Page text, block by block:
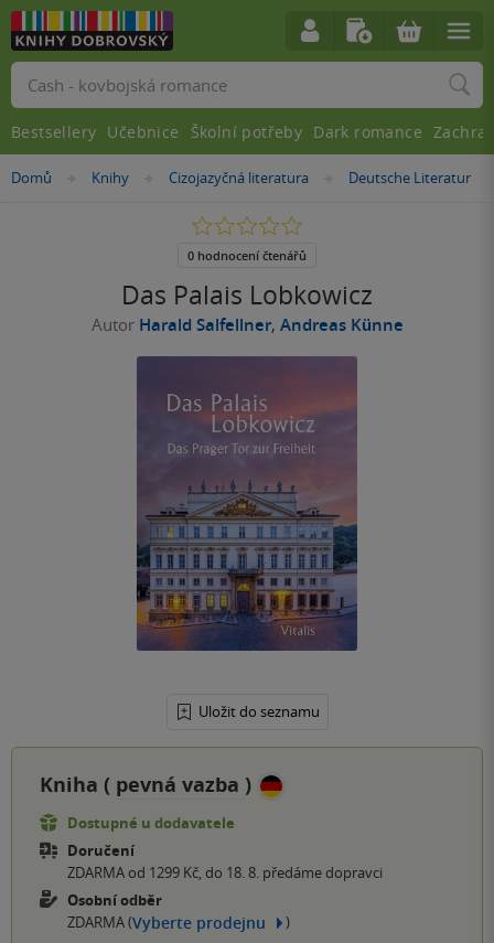
Nacházíte
Domů »
Knihy »
Cizojazyčná literatura »
Deutsche Literatur
Das Palais Lobkowicz
Autor Harald Salfellner, Andreas Künne
Uložit do seznamu
0.0
5
0 hodnocení čtenářů
Kniha ( pevná vazba )
Dostupné u dodavatele
Doručení
ZDARMA od 1299 Kč, do 18. 8. předáme dopravci
Osobní odběr
ZDARMA (Vyberte prodejnu )
Vyhledávání
Bestsellery Učebnice Školní potřeby Dark romance